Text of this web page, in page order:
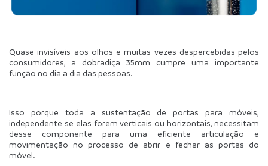
Quase invisíveis aos olhos e muitas vezes despercebidas pelos
consumidores, a dobradiça 35mm cumpre uma importante
função no dia a dia das pessoas.
Isso porque toda a sustentação de portas para móveis,
independente se elas forem verticais ou horizontais, necessitam
desse componente para uma eficiente articulação e
movimentação no processo de abrir e fechar as portas do
móvel.